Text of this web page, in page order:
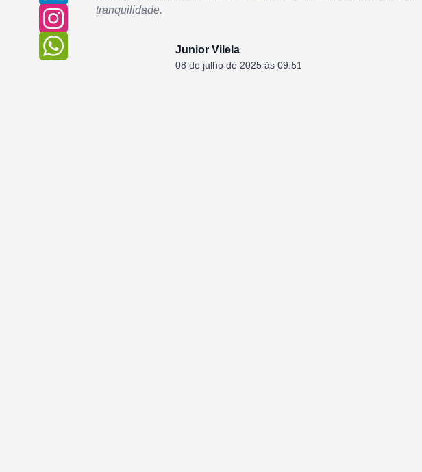
tranquilidade.
Junior Vilela
08 de julho de 2025 às 09:51